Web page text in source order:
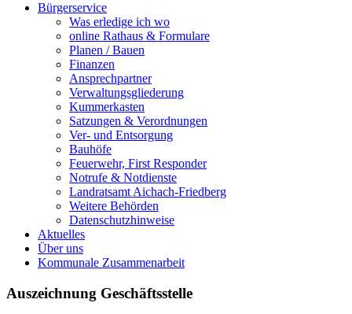
Bürgerservice
Was erledige ich wo
online Rathaus & Formulare
Planen / Bauen
Finanzen
Ansprechpartner
Verwaltungsgliederung
Kummerkasten
Satzungen & Verordnungen
Ver- und Entsorgung
Bauhöfe
Feuerwehr, First Responder
Notrufe & Notdienste
Landratsamt Aichach-Friedberg
Weitere Behörden
Datenschutzhinweise
Aktuelles
Über uns
Kommunale Zusammenarbeit
Auszeichnung Geschäftsstelle